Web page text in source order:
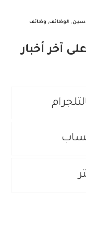
, الوظائف, وظائف
آخر أخبار